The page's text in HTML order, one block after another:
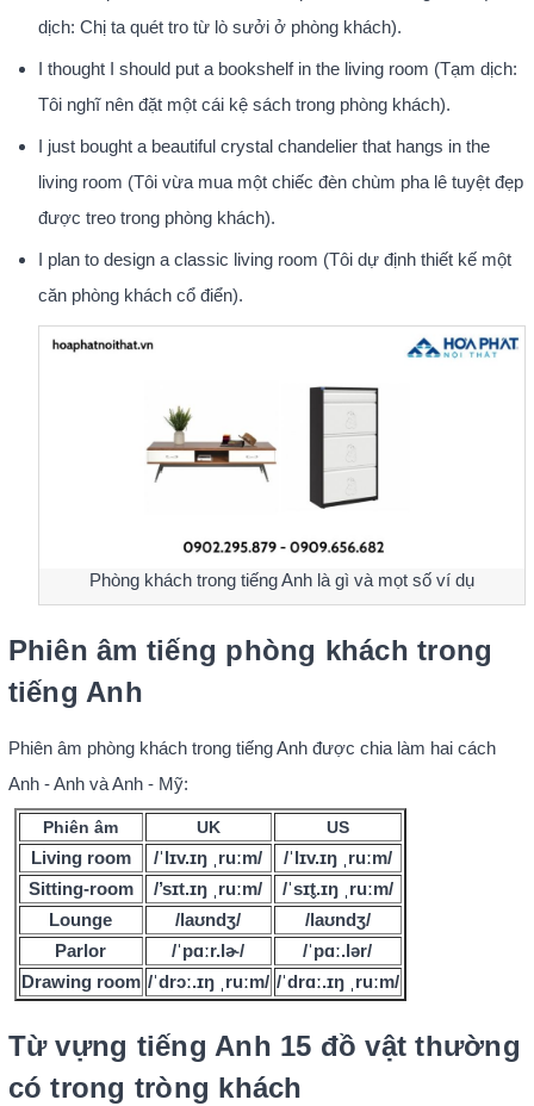
dịch: Chị ta quét tro từ lò sưởi ở phòng khách).
I thought I should put a bookshelf in the living room (Tạm dịch:
Tôi nghĩ nên đặt một cái kệ sách trong phòng khách).
I just bought a beautiful crystal chandelier that hangs in the
living room (Tôi vừa mua một chiếc đèn chùm pha lê tuyệt đẹp
được treo trong phòng khách).
I plan to design a classic living room (Tôi dự định thiết kế một
căn phòng khách cổ điển).
Phòng khách trong tiếng Anh là gì và mọt số ví dụ
Phiên âm tiếng phòng khách trong
tiếng Anh
Phiên âm phòng khách trong tiếng Anh được chia làm hai cách
Anh - Anh và Anh - Mỹ:
Phiên âm UK US
Living room /ˈlɪv.ɪŋ ˌruːm/
/ˈlɪv.ɪŋ ˌruːm/
Sitting-room
/’sɪt.ɪŋ ˌruːm/ /ˈsɪt̬.ɪŋ ˌruːm/
Lounge
/laʊndʒ/
/laʊndʒ/
Parlor
/ˈpɑːr.lɚ/
/ˈpɑː.lər/
Drawing room /ˈdrɔː.ɪŋ ˌruːm/ /ˈdrɑː.ɪŋ ˌruːm/
Từ vựng tiếng Anh 15 đồ vật thường
có trong tròng khách